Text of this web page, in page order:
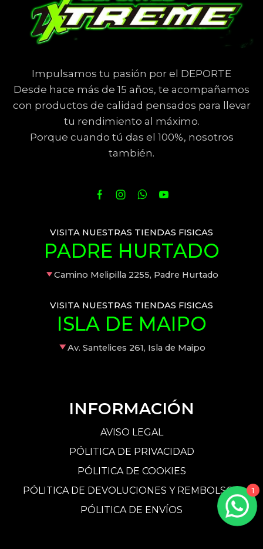
Impulsamos tu pasión por el DEPORTE
Desde hace más de 15 años, te acompañamos
con productos de calidad pensados para llevar
tu rendimiento al máximo.
Porque cuando tú das el 100%, nosotros
también.
VISITA NUESTRAS TIENDAS FISICAS
PADRE HURTADO
Camino Melipilla 2255, Padre Hurtado
VISITA NUESTRAS TIENDAS FISICAS
ISLA DE MAIPO
Av. Santelices 261, Isla de Maipo
INFORMACIÓN
AVISO LEGAL
PÓLITICA DE PRIVACIDAD
PÓLITICA DE COOKIES
PÓLITICA DE DEVOLUCIONES Y REMBOLSOS
PÓLITICA DE ENVÍOS
1